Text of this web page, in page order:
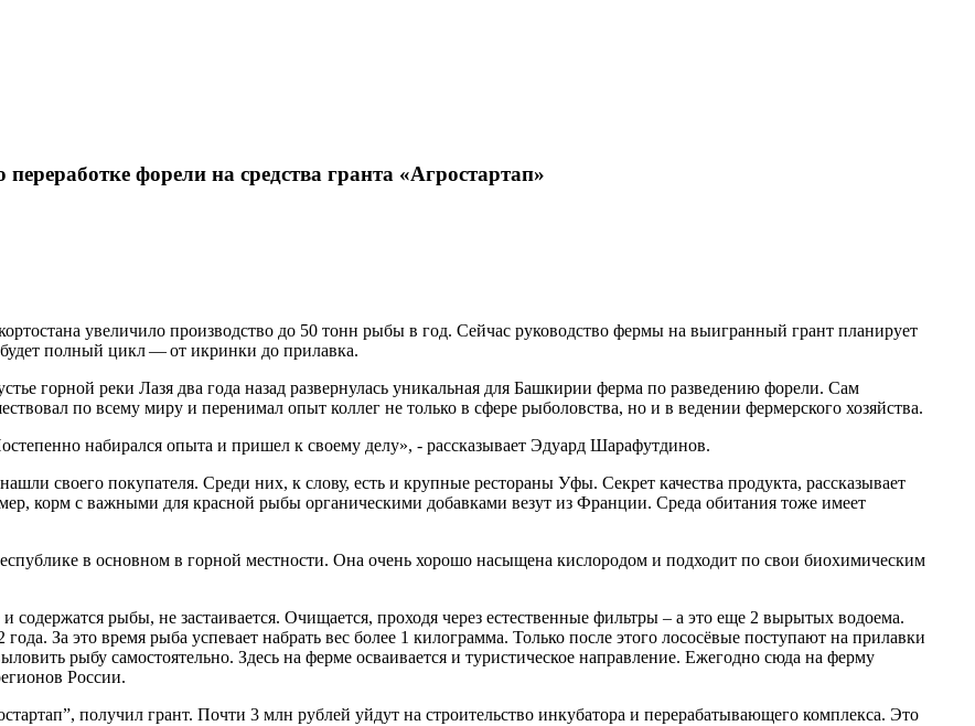
форели на средства гранта «Агростартап»
увеличило производство до 50 тонн рыбы в год. Сейчас руководство фермы на выигранный грант планирует
полный цикл — от икринки до прилавка.
горной реки Лазя два года назад развернулась уникальная для Башкирии ферма по разведению форели. Сам
по всему миру и перенимал опыт коллег не только в сфере рыболовства, но и в ведении фермерского хозяйства.
набирался опыта и пришел к своему делу», - рассказывает Эдуард Шарафутдинов.
своего покупателя. Среди них, к слову, есть и крупные рестораны Уфы. Секрет качества продукта, рассказывает
корм с важными для красной рыбы органическими добавками везут из Франции. Среда обитания тоже имеет
в основном в горной местности. Она очень хорошо насыщена кислородом и подходит по свои биохимическим
рыбы, не застаивается. Очищается, проходя через естественные фильтры – а это еще 2 вырытых водоема.
За это время рыба успевает набрать вес более 1 килограмма. Только после этого лососёвые поступают на прилавки
рыбу самостоятельно. Здесь на ферме осваивается и туристическое направление. Ежегодно сюда на ферму
России.
получил грант. Почти 3 млн рублей уйдут на строительство инкубатора и перерабатывающего комплекса. Это